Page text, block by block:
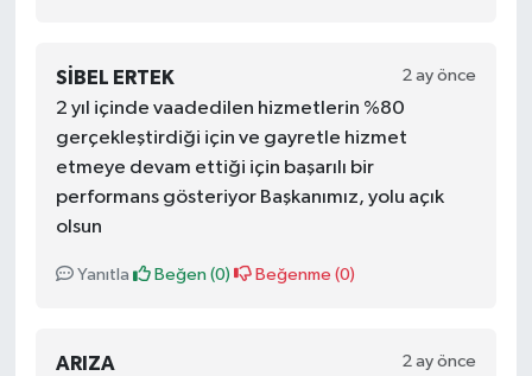
SIBEL ERTEK 2 ay önce
2 yıl içinde vaadedilen hizmetlerin %80
gerçekleştirdiği için ve gayretle hizmet
etmeye devam ettiği için başarılı bir
performans gösteriyor Başkanımız, yolu açık
olsun
Yanıtla Beğen (0) Beğenme (0)
ARIZA 2 ay önce